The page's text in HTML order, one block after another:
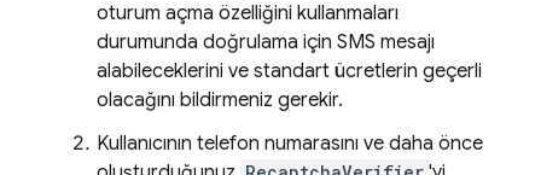
oturum açma özelliğini kullanmaları
durumunda doğrulama için SMS mesajı
alabileceklerini ve standart ücretlerin geçerli
olacağını bildirmeniz gerekir.
Kullanıcının telefon numarasını ve daha önce